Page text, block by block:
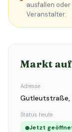
ausfallen
Veranstalter.
Markt
Adresse
Gutleutstraße,
Status heute
Jetzt